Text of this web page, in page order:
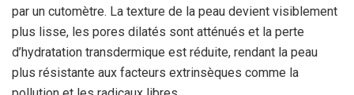
par un cutomètre. La texture de la peau devient visiblement
plus lisse, les pores dilatés sont atténués et la perte
d’hydratation transdermique est réduite, rendant la peau
plus résistante aux facteurs extrinsèques comme la